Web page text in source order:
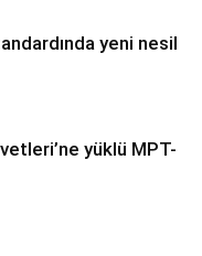
yeni nesil
yüklü MPT-